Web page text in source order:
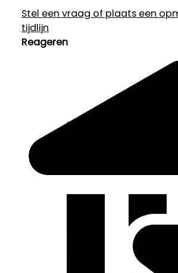
Stel een vraag of plaats een
tijdlijn
Reageren